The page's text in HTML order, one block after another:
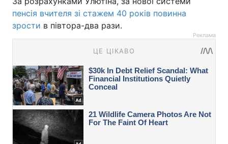
пенсія вчителя зі стажем 40 років повинна
зрости в півтора-два рази.
Реклама